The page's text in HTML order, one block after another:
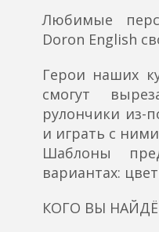
Любимые
Doron English
Герои наших
смогут
рулончики из-
и играть с
Шаблоны
вариантах:
КОГО ВЫ